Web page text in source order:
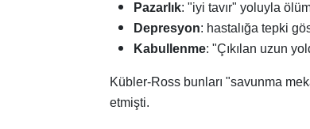
Pazarlık: "iyi tavır" yoluyla
Depresyon: hastalığa tepki
Kabullenme: "Çıkılan uzun
Kübler-Ross bunları "savunma
etmişti.